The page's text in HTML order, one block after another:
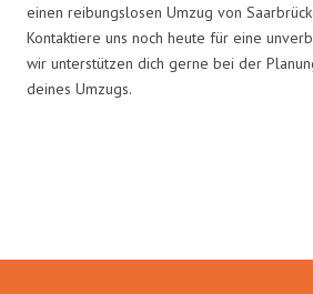
einen reibungslosen Umzug von
Kontaktiere uns noch heute für eine
wir unterstützen dich gerne bei der
deines Umzugs.